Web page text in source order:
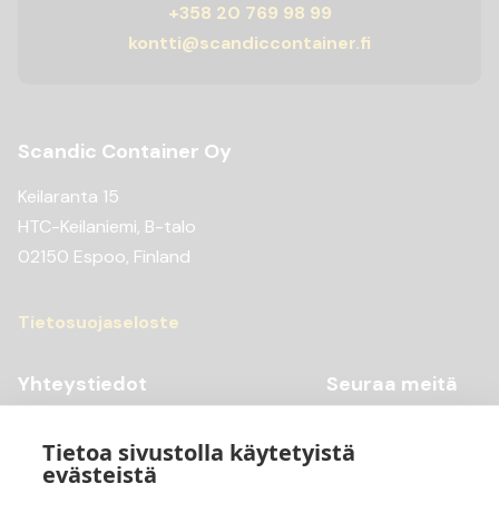
Tietoa sivustolla käytetyistä
evästeistä
+358 20 769 98 99
kontti@scandiccontainer.fi
Scandic Container Oy
Keilaranta 15
HTC-Keilaniemi, B-talo
02150 Espoo, Finland
Tietosuojaseloste
Yhteystiedot
+358 20 769 98 97
Seuraa meitä